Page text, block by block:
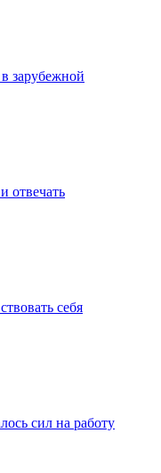
зарубежной
отвечать
себя
сил на работу